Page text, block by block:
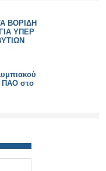
ΒΟΡΙΔΗ
ΥΠΕΡ
ΠΑΟ στο